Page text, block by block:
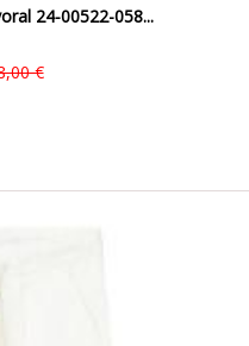
24-00522-058...
€